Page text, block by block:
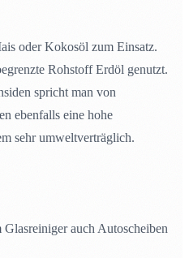
oder Kokosöl zum Einsatz.
Rohstoff Erdöl genutzt.
spricht man von
ebenfalls eine hohe
sehr umweltverträglich.
auch Autoscheiben